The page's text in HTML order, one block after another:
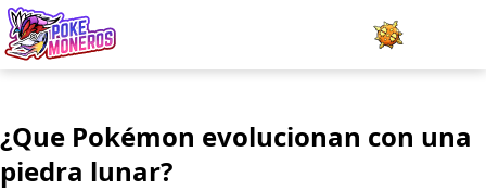
Minijuegos
¿Que Pokémon evolucionan con una
piedra lunar?